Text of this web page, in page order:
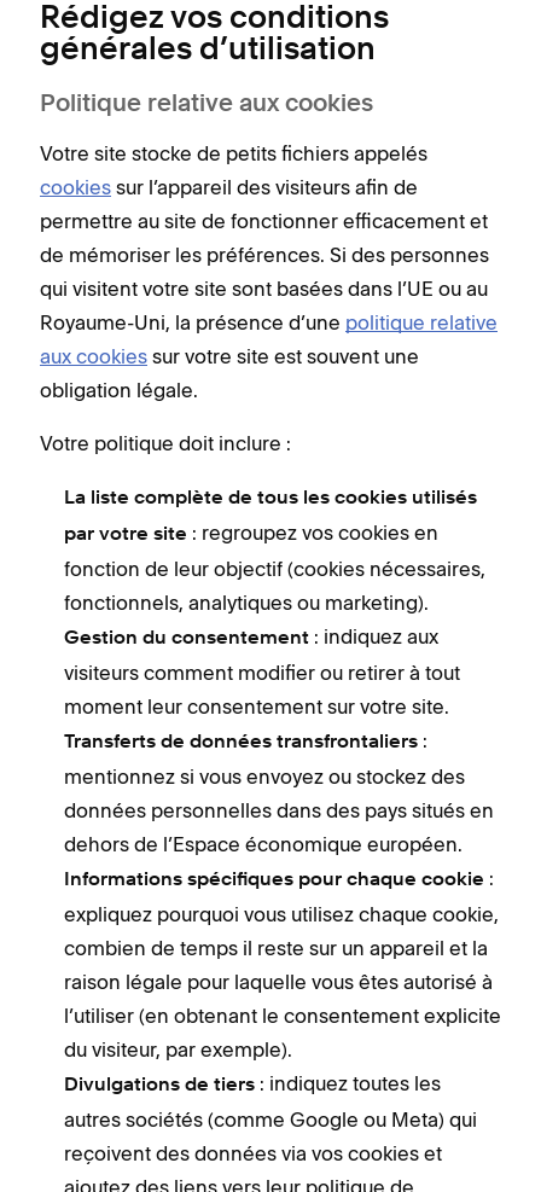
Rédigez vos conditions
générales d’utilisation
Politique relative aux cookies
Votre site stocke de petits fichiers appelés
cookies sur l’appareil des visiteurs afin de
permettre au site de fonctionner efficacement et
de mémoriser les préférences. Si des personnes
qui visitent votre site sont basées dans l’UE ou au
Royaume-Uni, la présence d’une politique relative
aux cookies sur votre site est souvent une
obligation légale.
Votre politique doit inclure :
La liste complète de tous les cookies utilisés
par votre site : regroupez vos cookies en
fonction de leur objectif (cookies nécessaires,
fonctionnels, analytiques ou marketing).
Gestion du consentement : indiquez aux
visiteurs comment modifier ou retirer à tout
moment leur consentement sur votre site.
Transferts de données transfrontaliers :
mentionnez si vous envoyez ou stockez des
données personnelles dans des pays situés en
dehors de l’Espace économique européen.
Informations spécifiques pour chaque cookie :
expliquez pourquoi vous utilisez chaque cookie,
combien de temps il reste sur un appareil et la
raison légale pour laquelle vous êtes autorisé à
l’utiliser (en obtenant le consentement explicite
du visiteur, par exemple).
Divulgations de tiers : indiquez toutes les
autres sociétés (comme Google ou Meta) qui
reçoivent des données via vos cookies et
ajoutez des liens vers leur politique de